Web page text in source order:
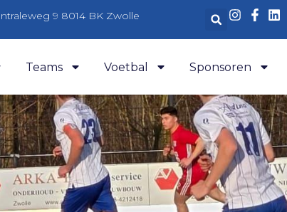
9 8014 BK Zwolle
Teams Voetbal Sponsoren